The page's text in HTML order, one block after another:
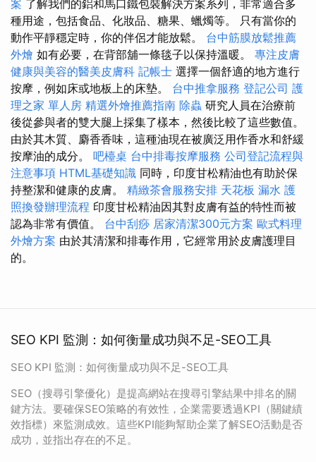
案 了解我們的鋁和馬口鐵包裝解決方案系列，非常適合多
種用途，包括食品、化妝品、糖果、蠟燭等。 只有當你的
動作平靜穩定時，你的伴侶才能放鬆。 台中筋膜放鬆推薦
外燴 如有必要，在背部舖一條毯子以保持溫暖。 專注皮膚
健康與美容的醫美皮膚科 記帳士 選擇一個舒適的地方進行
按摩，例如床或地板上的床墊。 台中推拿服務 登記公司 護
理之家 單人房 精選外燴推薦指南 除蟲 研究人員在治療前
後從參與者的雙大腿上採集了樣本，然後比較了這些數值。
由於其木質、麝香香味，這種油現在被廣泛用作香水和舒緩
按摩油的成分。 吧檯桌 台中排毒按摩服務 公司登記流程與
注意事項 HTML基礎知識 同時，印度甘松精油也有助於保
持整潔和健康的皮膚。 精緻茶會服務安排 天花板 漏水 護
照換發辦理流程 印度甘松精油因其對皮膚有益的特性而被
認為非常有價值。 台中刮痧 居家清潔300元方案 歐式料理
外燴方案 由於其清潔和排毒作用，它經常用於皮膚護理目
的。
SEO KPI 監測：如何衡量成功與不足-SEO工具
SEO KPI 監測：如何衡量成功與不足-SEO工具
SEO（搜尋引擎優化）是提高網站在搜尋引擎結果中排名的關
鍵方法。要確保SEO策略的有效性，企業需要透過KPI（關鍵績
效指標）來監測成效。這些KPI能夠幫助企業了解SEO活動是否
成功，並指出存在的不足。